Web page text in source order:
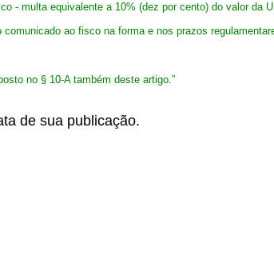
- multa equivalente a 10% (dez por cento) do valor da
ao fisco na forma e nos prazos
no § 10-A também deste artigo.”
de sua publicação.